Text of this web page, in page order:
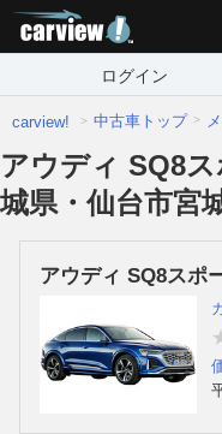
ログイン
carview! 中古車トップ
アウディ SQ8
城県・仙台市宮
アウディ SQ8スポ